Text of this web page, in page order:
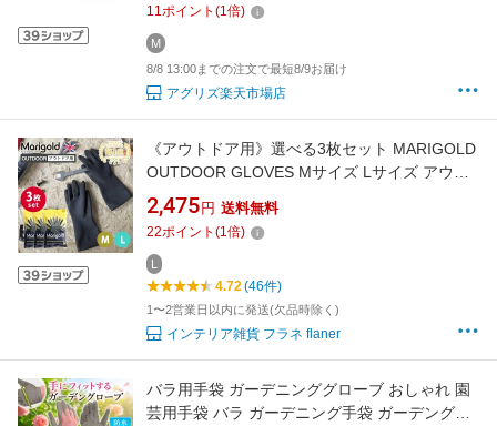
11ポイント (1倍)
M
8/8 13:00までの注文で最短8/9お届け
アグリズ楽天市場店
《アウトドア用》選べる3枚セット MARIGOLD
OUTDOOR GLOVES Mサイズ Lサイズ アウト
ドア用 ｜ マリーゴールド アウトドアグローブ
ブラック 黒 天然ゴム 庭仕事用 園芸用 家事用
掃除用 DIY 家庭菜園用 ベランダ掃除 人気【メ
ール便送料無料】
2,475 円 送料無料
22ポイント (1倍)
L
4.72(46件)
1〜2営業日以内に発送(欠品時除く)
インテリア雑貨 フラネ flaner
バラ用手袋 ガーデニンググローブ おしゃれ 園
芸用手袋 バラ ガーデニング手袋 ガーデングロ